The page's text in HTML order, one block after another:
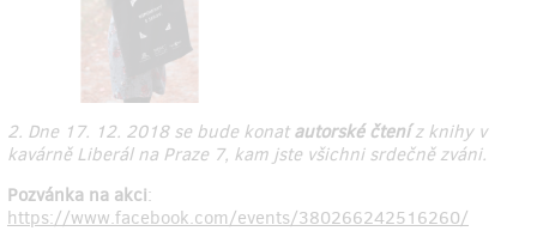
2. Dne 17. 12. 2018 se bude konat autorské čteníz knihy v
kavárně Liberál na Praze 7, kam jste všichni srdečně zváni.
Pozvánka na akci:
https://www.facebook.com/events/380266242516260/